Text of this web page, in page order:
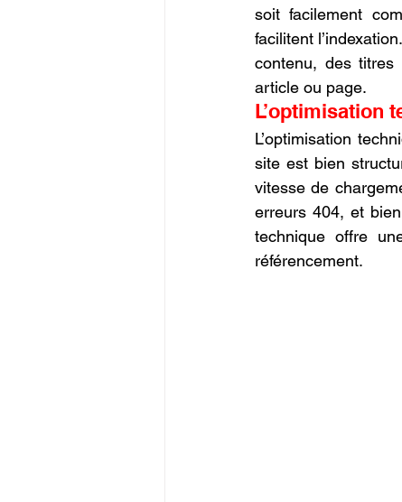
soit facilement
facilitent
contenu, des titres
article ou page.
L’optimisation
L’optimisation
site est bien
vitesse de
erreurs 404, et
technique offre
référencement.